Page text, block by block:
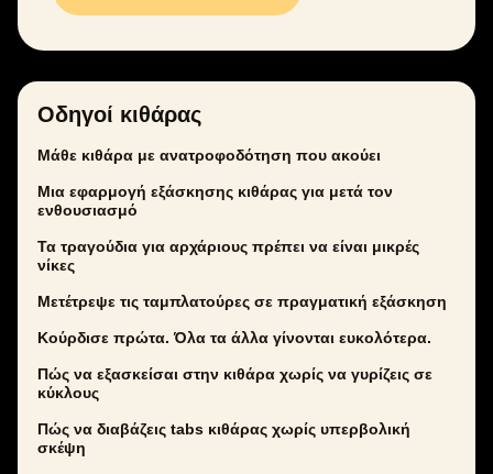
Οδηγοί κιθάρας
Μάθε κιθάρα με ανατροφοδότηση που ακούει
Μια εφαρμογή εξάσκησης κιθάρας για μετά τον
ενθουσιασμό
Τα τραγούδια για αρχάριους πρέπει να είναι μικρές
νίκες
Μετέτρεψε τις ταμπλατούρες σε πραγματική εξάσκηση
Κούρδισε πρώτα. Όλα τα άλλα γίνονται ευκολότερα.
Πώς να εξασκείσαι στην κιθάρα χωρίς να γυρίζεις σε
κύκλους
Πώς να διαβάζεις tabs κιθάρας χωρίς υπερβολική
σκέψη